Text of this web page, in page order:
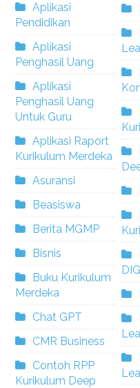
Aplikasi
Pendidikan
Aplikasi
Penghasil Uang
Aplikasi
Penghasil Uang
Untuk Guru
Aplikasi Raport
Kurikulum Merdeka
Asuransi
Beasiswa
Berita MGMP
Bisnis
Buku Kurikulum
Merdeka
Chat GPT
CMR Business
Contoh RPP
Kurikulum Deep